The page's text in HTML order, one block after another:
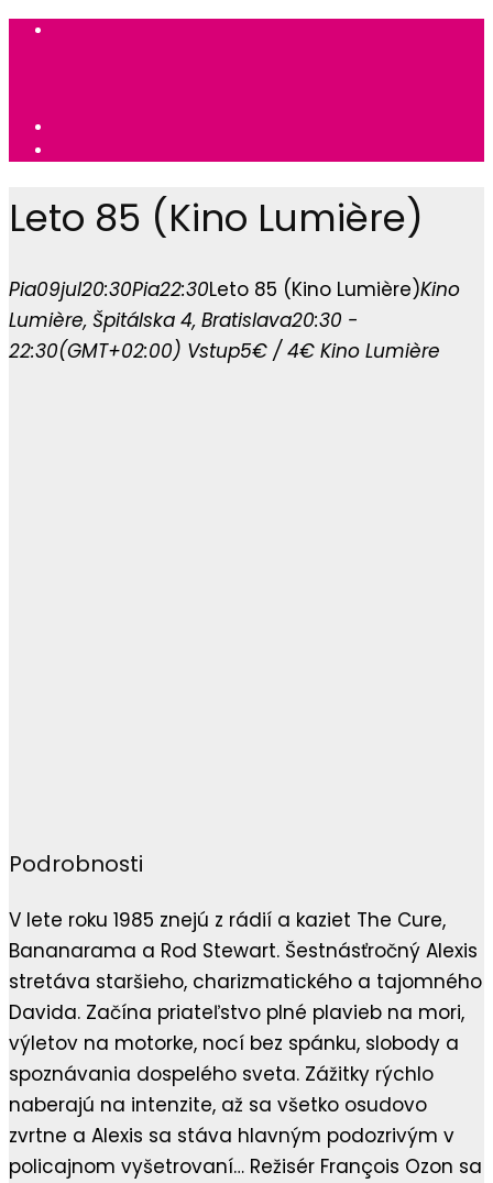
Leto 85 (Kino Lumière)
Pia09jul20:30Pia22:30Leto 85 (Kino Lumière)Kino
Lumière, Špitálska 4, Bratislava20:30 -
22:30(GMT+02:00) Vstup5€ / 4€ Kino Lumière
Podrobnosti
V lete roku 1985 znejú z rádií a kaziet The Cure,
Bananarama a Rod Stewart. Šestnásťročný Alexis
stretáva staršieho, charizmatického a tajomného
Davida. Začína priateľstvo plné plavieb na mori,
výletov na motorke, nocí bez spánku, slobody a
spoznávania dospelého sveta. Zážitky rýchlo
naberajú na intenzite, až sa všetko osudovo
zvrtne a Alexis sa stáva hlavným podozrivým v
policajnom vyšetrovaní… Režisér François Ozon sa